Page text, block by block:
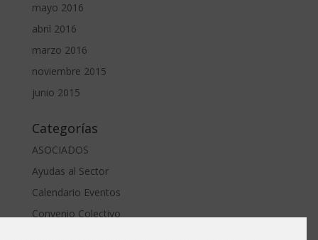
mayo 2016
abril 2016
marzo 2016
noviembre 2015
junio 2015
Categorías
ASOCIADOS
Ayudas al Sector
Calendario Eventos
Convenio Colectivo